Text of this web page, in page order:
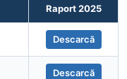
Raport 2025
Descarcă
Descarcă